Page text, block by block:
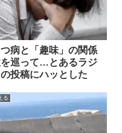
つ病と「趣味」の関係
巡って…とあるラジ
投稿にハッとした
る